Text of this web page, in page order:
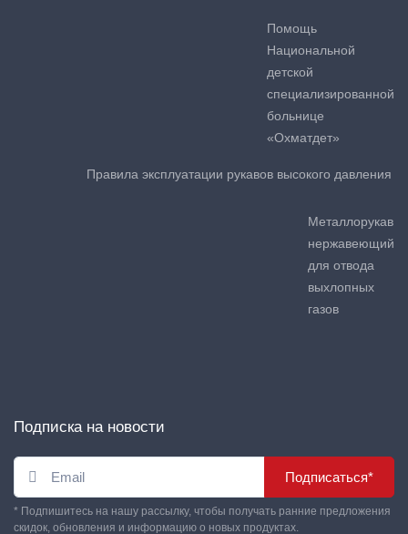
Помощь
Национальной
детской
специализированной
больнице
«Охматдет»
Правила эксплуатации рукавов высокого давления
Металлорукав
нержавеющий
для отвода
выхлопных
газов
Подписка на новости
Подписаться*
* Подпишитесь на нашу рассылку, чтобы получать ранние предложения
скидок, обновления и информацию о новых продуктах.